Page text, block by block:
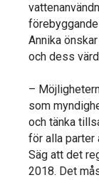
Annika
och dess
–
som
och tänka
för alla parter
Säg att det
2018. Det